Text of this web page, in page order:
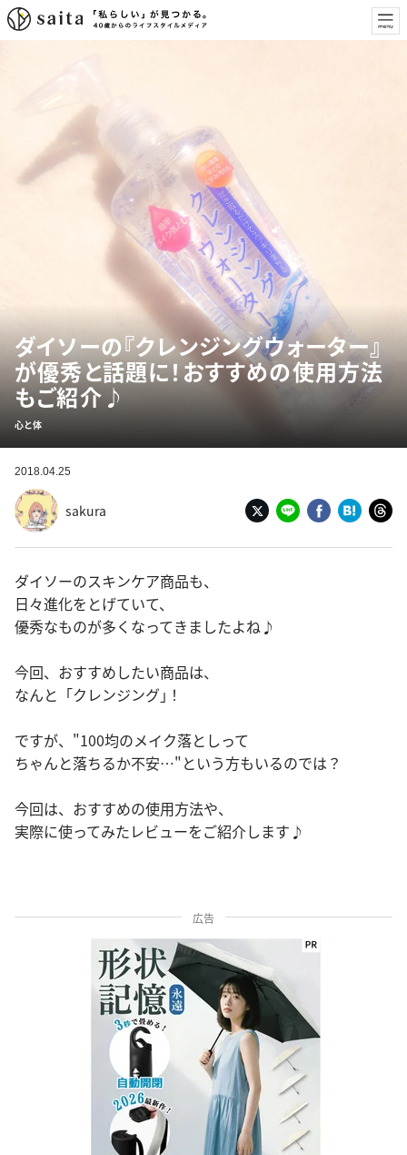
ダイソーの『クレンジングウォーター』
が優秀と話題に！おすすめの使用方法
もご紹介♪
心と体
2018.04.25
sakura
ダイソーのスキンケア商品も、
日々進化をとげていて、
優秀なものが多くなってきましたよね♪
今回、おすすめしたい商品は、
なんと「クレンジング｣！
ですが、"100均のメイク落としって
ちゃんと落ちるか不安…"という方もいるのでは？
今回は、おすすめの使用方法や、
実際に使ってみたレビューをご紹介します♪
広告